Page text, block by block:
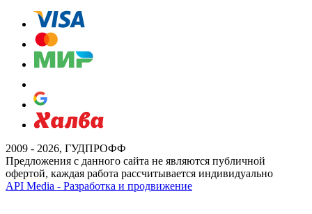
2009 - 2026, ГУДПРОФФ
Предложения с данного сайта не являются публичной
офертой, каждая работа рассчитывается индивидуально
API Media - Разработка и продвижение